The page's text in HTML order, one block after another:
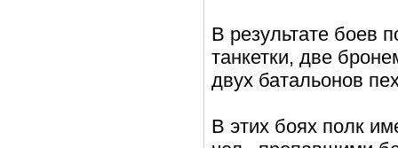
В результате боев
танкетки, две
двух батальонов
В этих боях полк